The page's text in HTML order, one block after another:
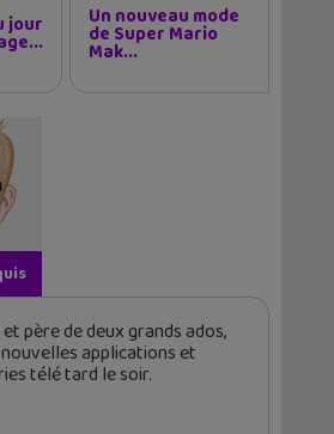
jour Un nouveau mode
de Super Mario
Mak...
père de deux grands ados,
applications et
télé tard le soir.